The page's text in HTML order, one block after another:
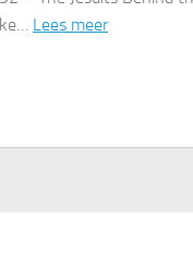
Lees meer